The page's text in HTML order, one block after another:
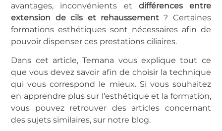
avantages, inconvénients et différences entre
extension de cils et rehaussement? Certaines
formations esthétiques sont nécessaires afin de
pouvoir dispenser ces prestations ciliaires.
Dans cet article, Temana vous explique tout ce
que vous devez savoir afin de choisir la technique
qui vous correspond le mieux. Si vous souhaitez
en apprendre plus sur l’esthétique et la formation,
vous pouvez retrouver des articles concernant
des sujets similaires, sur notre blog.